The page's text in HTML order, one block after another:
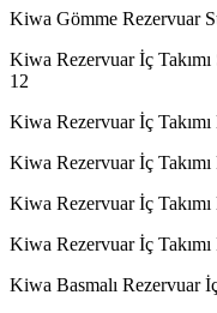
Kiwa Gömme Rezervuar
Kiwa Rezervuar İç
12
Kiwa Rezervuar İç Takımı
Kiwa Rezervuar İç
Kiwa Rezervuar İç Takımı
Kiwa Rezervuar İç Takımı
Kiwa Basmalı Rezervuar